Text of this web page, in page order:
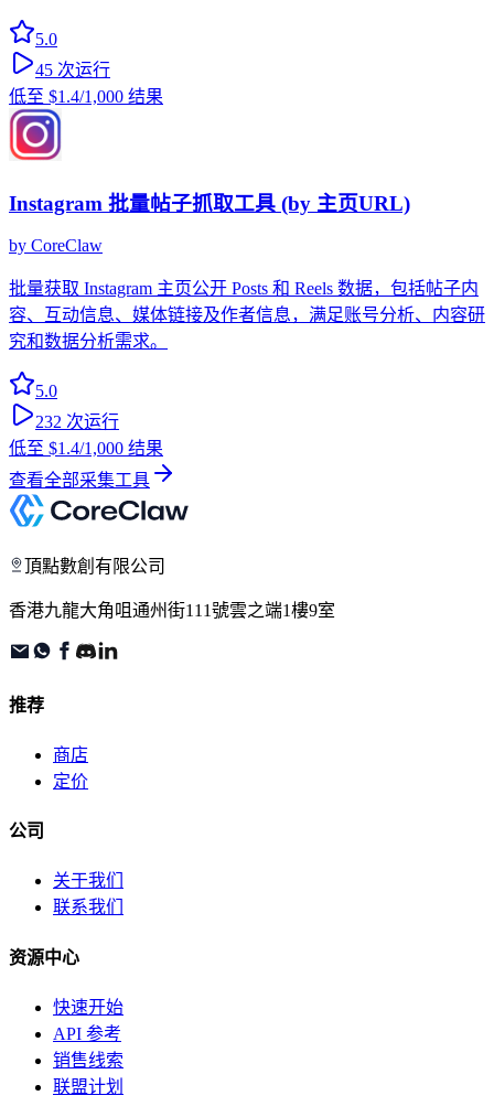
5.0
45 次运行
低至 $1.4/1,000 结果
Instagram 批量帖子抓取工具 (by 主页URL)
by CoreClaw
批量获取 Instagram 主页公开 Posts 和 Reels 数据，包括帖子内
容、互动信息、媒体链接及作者信息，满足账号分析、内容研
究和数据分析需求。
5.0
232 次运行
低至 $1.4/1,000 结果
查看全部采集工具
頂點數創有限公司
香港九龍大角咀通州街111號雲之端1樓9室
推荐
商店
定价
公司
关于我们
联系我们
资源中心
快速开始
API 参考
销售线索
联盟计划